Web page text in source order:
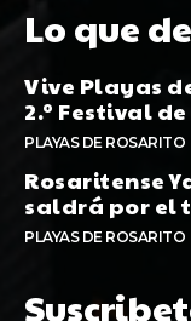
Lo que
Vive Playas
2.º Festival
PLAYAS DE ROSARITO
Rosaritense
saldrá por el
PLAYAS DE ROSARITO